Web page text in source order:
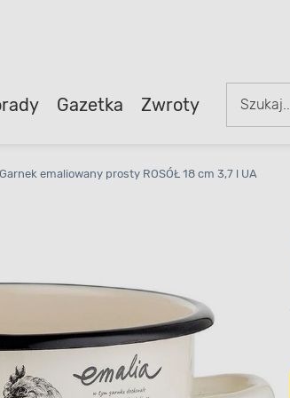
Gazetka Zwroty
Garnek emaliowany prosty ROSÓŁ 18 cm 3,7 l UA